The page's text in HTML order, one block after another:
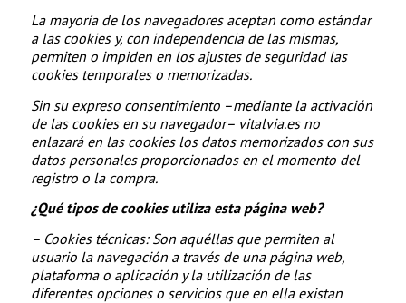
La mayoría de los navegadores aceptan como estándar
a las cookies y, con independencia de las mismas,
permiten o impiden en los ajustes de seguridad las
cookies temporales o memorizadas.
Sin su expreso consentimiento –mediante la activación
de las cookies en su navegador– vitalvia.es no
enlazará en las cookies los datos memorizados con sus
datos personales proporcionados en el momento del
registro o la compra.
¿Qué tipos de cookies utiliza esta página web?
– Cookies técnicas: Son aquéllas que permiten al
usuario la navegación a través de una página web,
plataforma o aplicación y la utilización de las
diferentes opciones o servicios que en ella existan